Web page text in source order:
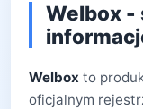
Welbox -
Welbox to
oficjalnym